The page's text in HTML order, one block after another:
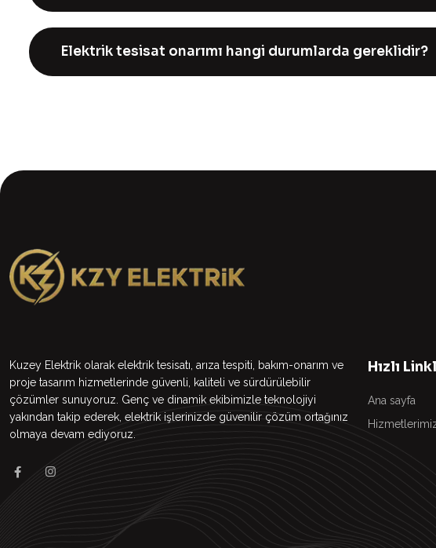
Elektrik tesisat onarımı hangi durumlarda gereklidir?
Kuzey Elektrik olarak elektrik tesisatı, arıza tespiti, bakım-onarım ve
proje tasarım hizmetlerinde güvenli, kaliteli ve sürdürülebilir
çözümler sunuyoruz. Genç ve dinamik ekibimizle teknolojiyi
yakından takip ederek, elektrik işlerinizde güvenilir çözüm ortağınız
olmaya devam ediyoruz.
Hızlı
Ana sayfa